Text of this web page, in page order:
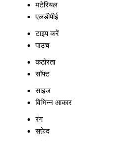
मटेरियल
एलडीपीई
टाइप करें
पाउच
कठोरता
सॉफ्ट
साइज
विभिन्न आकार
रंग
सफ़ेद